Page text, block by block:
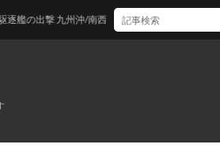
九州沖/南西諸島沖